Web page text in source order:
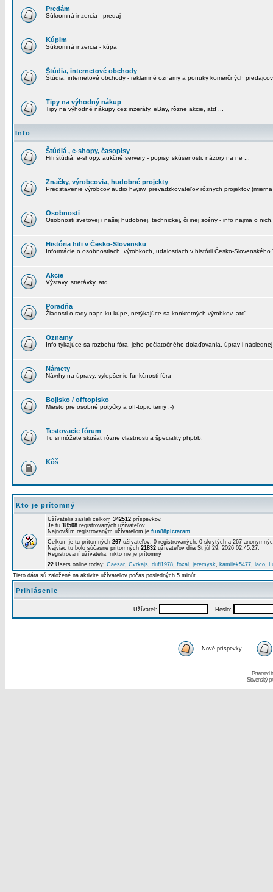
Predám
Súkromná inzercia - predaj
Kúpim
Súkromná inzercia - kúpa
Štúdia, internetové obchody
Štúdia, internetové obchody - reklamné oznamy a ponuky komerčných predajcov
Tipy na výhodný nákup
Tipy na výhodné nákupy cez inzeráty, eBay, rôzne akcie, atď ...
Info
Štúdiá , e-shopy, časopisy
Hifi štúdiá, e-shopy, aukčné servery - popisy, skúsenosti, názory na ne ...
Značky, výrobcovia, hudobné projekty
Predstavenie výrobcov audio hw,sw, prevadzkovateľov rôznych projektov
Osobnosti
Osobnosti svetovej i našej hudobnej, technickej, či inej scény - info najmä o
História hifi v Česko-Slovensku
Informácie o osobnostiach, výrobkoch, udalostiach v histórii Česko-Slovenského
Akcie
Výstavy, stretávky, atd.
Poradňa
Žiadosti o rady napr. ku kúpe, netýkajúce sa konkretných výrobkov, atď
Oznamy
Info týkajúce sa rozbehu fóra, jeho počiatočného dolaďovania, úprav i
Námety
Návrhy na úpravy, vylepšenie funkčnosti fóra
Bojisko / offtopisko
Miesto pre osobné potyčky a off-topic temy :-)
Testovacie fórum
Tu si môžete skušať rôzne vlastnosti a špeciality phpbb.
Kôš
Kto je prítomný
Užívatelia zaslali celkom 342512 príspevkov.
Je tu 18508 registrovaných užívateľov.
Najnovším registrovaným užívateľom je fun88pictaram.
Celkom je tu prítomných 267 užívateľov: 0 registrovaných, 0 skrytých a 267
Najviac tu bolo súčasne prítomných 21832 užívateľov dňa St júl 29, 2026 02:45:27.
Registrovaní užívatelia: nikto nie je prítomný
22 Users online today: Caesar, Cvrkajs, dufi1978, foxal , jeremysk, kamilek5477, laco,
Tieto dáta sú založené na aktivite užívateľov počas posledných 5 minút.
Prihlásenie
Užívateľ: Heslo:
Nové príspevky
Powered
Slovenský